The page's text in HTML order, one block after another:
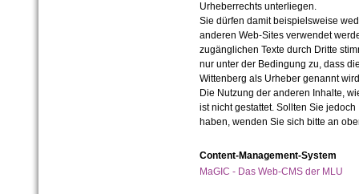
Urheberrechts unterliegen.
Sie dürfen damit beispielsweise
anderen Web-Sites verwendet
zugänglichen Texte durch Dritte
nur unter der Bedingung zu, dass
Wittenberg als Urheber genannt
Die Nutzung der anderen Inhalte,
ist nicht gestattet. Sollten Sie
haben, wenden Sie sich bitte an
Content-Management-System
MaGIC - Das Web-CMS der MLU